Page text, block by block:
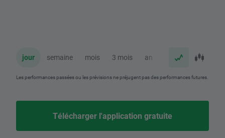
jour semaine mois 3 mois an
Les performances passées ou les prévisions ne préjugent pas des performances futures.
Télécharger l'application gratuite